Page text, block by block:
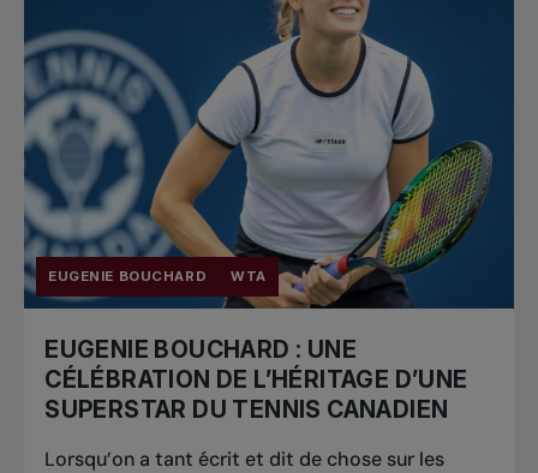
EUGENIE BOUCHARD WTA
EUGENIE BOUCHARD : UNE
CÉLÉBRATION DE L’HÉRITAGE D’UNE
SUPERSTAR DU TENNIS CANADIEN
Lorsqu’on a tant écrit et dit de chose sur les